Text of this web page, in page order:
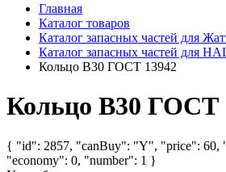
Главная
Каталог товаров
Каталог запасных частей для
Каталог запасных частей для
Кольцо В30 ГОСТ 13942
Кольцо В30 ГОСТ
{ "id": 2857, "canBuy": "Y", "price": 60,
"economy": 0, "number": 1 }